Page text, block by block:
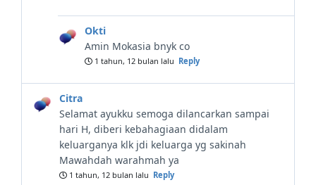
Okti
Amin Mokasia bnyk co
1 tahun, 12 bulan lalu Reply
Citra
Selamat ayukku semoga dilancarkan sampai
hari H, diberi kebahagiaan didalam
keluarganya klk jdi keluarga yg sakinah
Mawahdah warahmah ya
1 tahun, 12 bulan lalu Reply